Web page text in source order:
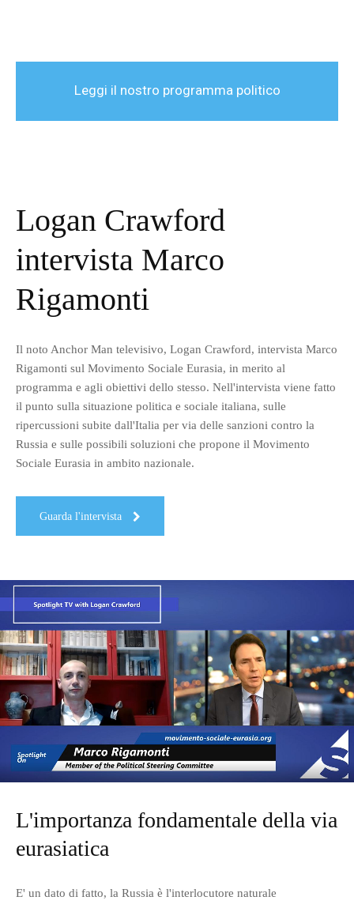
Leggi il nostro programma politico
Logan Crawford
intervista Marco
Rigamonti
Il noto Anchor Man televisivo, Logan Crawford, intervista Marco
Rigamonti sul Movimento Sociale Eurasia, in merito al
programma e agli obiettivi dello stesso. Nell'intervista viene fatto
il punto sulla situazione politica e sociale italiana, sulle
ripercussioni subite dall'Italia per via delle sanzioni contro la
Russia e sulle possibili soluzioni che propone il Movimento
Sociale Eurasia in ambito nazionale.
Guarda l'intervista
L'importanza fondamentale della via
eurasiatica
E' un dato di fatto, la Russia è l'interlocutore naturale